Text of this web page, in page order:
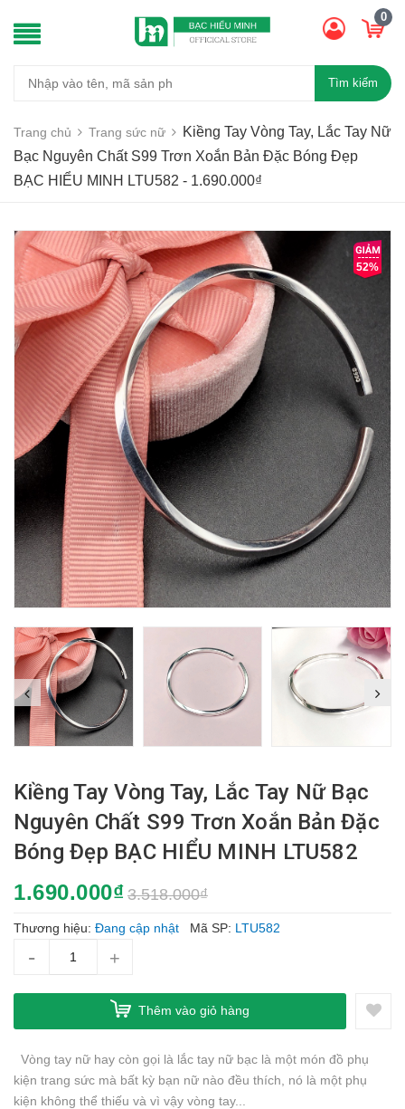
0
Tìm kiếm
Trang chủ Trang sức nữ
Kiềng Tay Vòng Tay, Lắc Tay Nữ
Bạc Nguyên Chất S99 Trơn Xoắn Bản Đặc Bóng Đẹp
BẠC HIỂU MINH LTU582 - 1.690.000₫
52%
Kiềng Tay Vòng Tay, Lắc Tay Nữ Bạc
Nguyên Chất S99 Trơn Xoắn Bản Đặc
Bóng Đẹp BẠC HIỂU MINH LTU582
1.690.000₫ 3.518.000₫
Thương hiệu: Đang cập nhật Mã SP: LTU582
- +
Thêm vào giỏ hàng
Vòng tay nữ hay còn gọi là lắc tay nữ bạc là một món đồ phụ
kiện trang sức mà bất kỳ bạn nữ nào đều thích, nó là một phụ
kiện không thể thiếu và vì vậy vòng tay...